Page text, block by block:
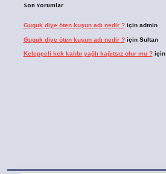
Son Yorumlar
Guguk diye öten kuşun adı nedir ?için admin
Guguk diye öten kuşun adı nedir ?için Sultan
Kelepçeli kek kalıbı yağlı kağıtsız olur mu ?için